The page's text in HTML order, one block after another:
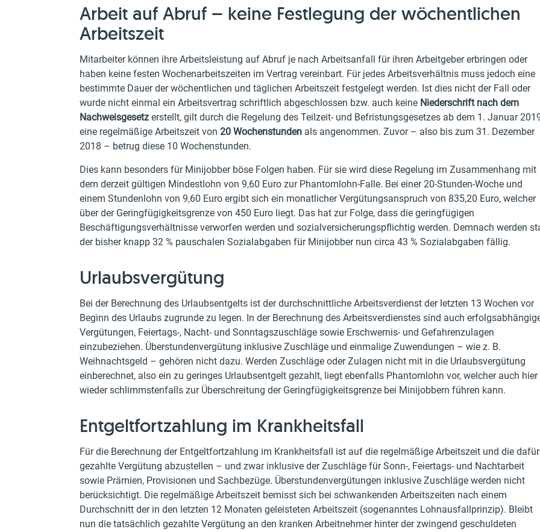
Arbeit auf Abruf – keine Festlegung der wöchentlichen
Arbeitszeit
Mitarbeiter können ihre Arbeitsleistung auf Abruf je nach Arbeitsanfall für ihren Arbeitgeber erbringen oder
haben keine festen Wochenarbeitszeiten im Vertrag vereinbart. Für jedes Arbeitsverhältnis muss jedoch eine
bestimmte Dauer der wöchentlichen und täglichen Arbeitszeit festgelegt werden. Ist dies nicht der Fall oder
wurde nicht einmal ein Arbeitsvertrag schriftlich abgeschlossen bzw. auch keine Niederschrift nach dem
Nachweisgesetz erstellt, gilt durch die Regelung des Teilzeit- und Befristungsgesetzes ab dem 1. Januar
eine regelmäßige Arbeitszeit von 20 Wochenstunden als angenommen. Zuvor – also bis zum 31. Dezember
2018 – betrug diese 10 Wochenstunden.
Dies kann besonders für Minijobber böse Folgen haben. Für sie wird diese Regelung im Zusammenhang mit
dem derzeit gültigen Mindestlohn von 9,60 Euro zur Phantomlohn-Falle. Bei einer 20-Stunden-Woche und
einem Stundenlohn von 9,60 Euro ergibt sich ein monatlicher Vergütungsanspruch von 835,20 Euro, welcher
über der Geringfügigkeitsgrenze von 450 Euro liegt. Das hat zur Folge, dass die geringfügigen
Beschäftigungsverhältnisse verworfen werden und sozialversicherungspflichtig werden. Demnach werden
der bisher knapp 32 % pauschalen Sozialabgaben für Minijobber nun circa 43 % Sozialabgaben fällig.
Urlaubsvergütung
Bei der Berechnung des Urlaubsentgelts ist der durchschnittliche Arbeitsverdienst der letzten 13 Wochen vor
Beginn des Urlaubs zugrunde zu legen. In der Berechnung des Arbeitsverdienstes sind auch
Vergütungen, Feiertags-, Nacht- und Sonntagszuschläge sowie Erschwernis- und Gefahrenzulagen
einzubeziehen. Überstundenvergütung inklusive Zuschläge und einmalige Zuwendungen – wie z. B.
Weihnachtsgeld – gehören nicht dazu. Werden Zuschläge oder Zulagen nicht mit in die Urlaubsvergütung
einberechnet, also ein zu geringes Urlaubsentgelt gezahlt, liegt ebenfalls Phantomlohn vor, welcher auch hier
wieder schlimmstenfalls zur Überschreitung der Geringfügigkeitsgrenze bei Minijobbern führen kann.
Entgeltfortzahlung im Krankheitsfall
Für die Berechnung der Entgeltfortzahlung im Krankheitsfall ist auf die regelmäßige Arbeitszeit und die dafür
gezahlte Vergütung abzustellen – und zwar inklusive der Zuschläge für Sonn-, Feiertags- und Nachtarbeit
sowie Prämien, Provisionen und Sachbezüge. Überstundenvergütungen inklusive Zuschläge werden nicht
berücksichtigt. Die regelmäßige Arbeitszeit bemisst sich bei schwankenden Arbeitszeiten nach einem
Durchschnitt der in den letzten 12 Monaten geleisteten Arbeitszeit (sogenanntes Lohnausfallprinzip). Bleibt
nun die tatsächlich gezahlte Vergütung an den kranken Arbeitnehmer hinter der zwingend geschuldeten